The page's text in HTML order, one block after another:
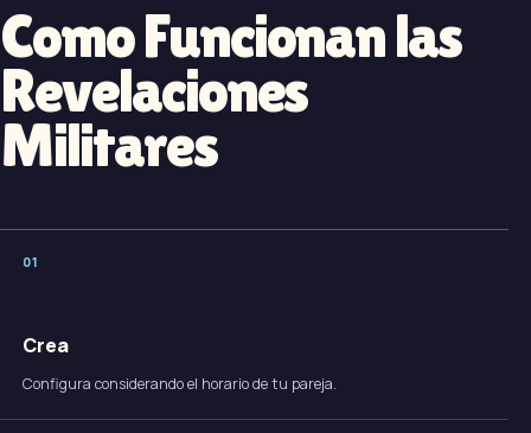
Como Funcionan las
Revelaciones
Militares
01
Crea
Configura considerando el horario de tu pareja.